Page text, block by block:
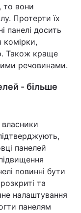
то вони
Протерти їх
досить
комірки,
Також краще
речовинами.
- більше
панелей
повинні бути
та
налаштування
панелям